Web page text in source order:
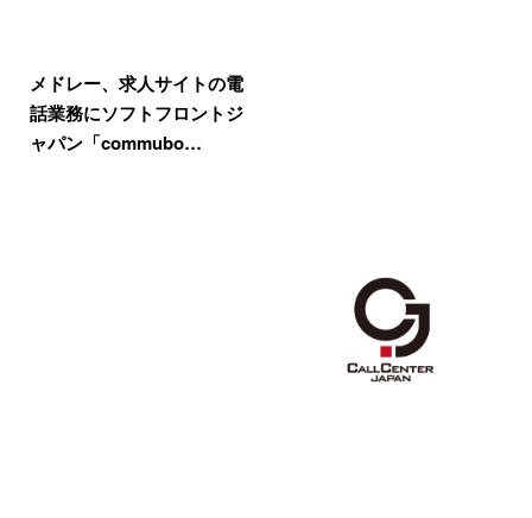
メドレー、求人サイトの電
話業務にソフトフロントジ
ャパン「commubo…